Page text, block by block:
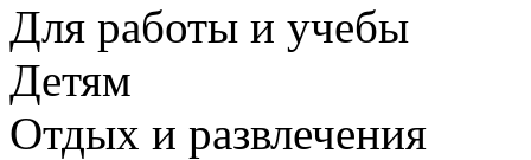
Для работы и учебы
Детям
Отдых и развлечения